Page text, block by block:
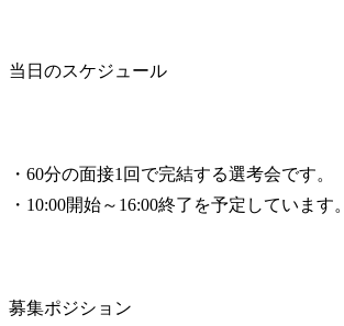
当日のスケジュール
・60分の面接1回で完結する選考会です。
・10:00開始～16:00終了を予定しています。
募集ポジション